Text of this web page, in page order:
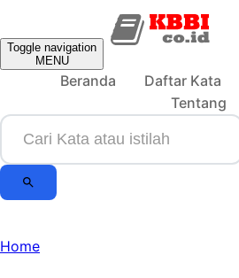
Toggle navigation
MENU
Beranda Daftar Kata
Tentang
Home